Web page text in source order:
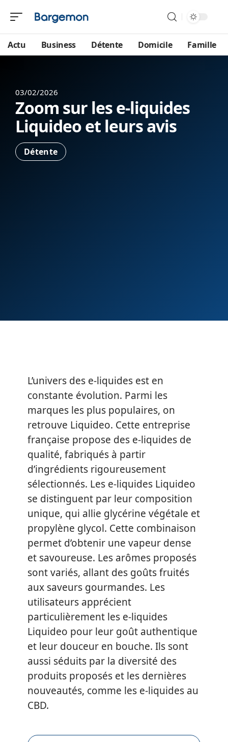
Actu Business Détente Domicile Famille
03/02/2026
Zoom sur les e-liquides
Liquideo et leurs avis
Détente
L’univers des e-liquides est en
constante évolution. Parmi les
marques les plus populaires, on
retrouve Liquideo. Cette entreprise
française propose des e-liquides de
qualité, fabriqués à partir
d’ingrédients rigoureusement
sélectionnés. Les e-liquides Liquideo
se distinguent par leur composition
unique, qui allie glycérine végétale et
propylène glycol. Cette combinaison
permet d’obtenir une vapeur dense
et savoureuse. Les arômes proposés
sont variés, allant des goûts fruités
aux saveurs gourmandes. Les
utilisateurs apprécient
particulièrement les e-liquides
Liquideo pour leur goût authentique
et leur douceur en bouche. Ils sont
aussi séduits par la diversité des
produits proposés et les dernières
nouveautés, comme les e-liquides au
CBD.